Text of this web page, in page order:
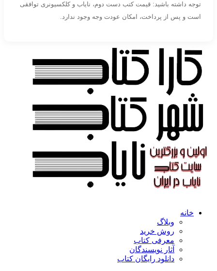
توجه داشته باشید: قیمت کتب دست دوم، نایاب و کلکسیونری توافقی
است و پس از پرداخت، امکان عودت وجه وجود ندارد.
خانه
وبلاگ
روش خرید
معرفی کتاب
آثار نویسندگان
دانلود رایگان کتاب